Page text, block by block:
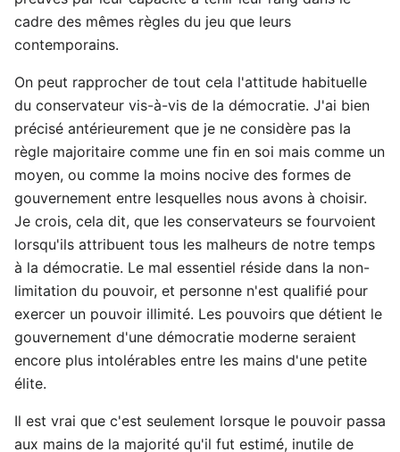
cadre des mêmes règles du jeu que leurs
contemporains.
On peut rapprocher de tout cela l'attitude habituelle
du conservateur vis-à-vis de la démocratie. J'ai bien
précisé antérieurement que je ne considère pas la
règle majoritaire comme une fin en soi mais comme un
moyen, ou comme la moins nocive des formes de
gouvernement entre lesquelles nous avons à choisir.
Je crois, cela dit, que les conservateurs se fourvoient
lorsqu'ils attribuent tous les malheurs de notre temps
à la démocratie. Le mal essentiel réside dans la non-
limitation du pouvoir, et personne n'est qualifié pour
exercer un pouvoir illimité. Les pouvoirs que détient le
gouvernement d'une démocratie moderne seraient
encore plus intolérables entre les mains d'une petite
élite.
Il est vrai que c'est seulement lorsque le pouvoir passa
aux mains de la majorité qu'il fut estimé, inutile de